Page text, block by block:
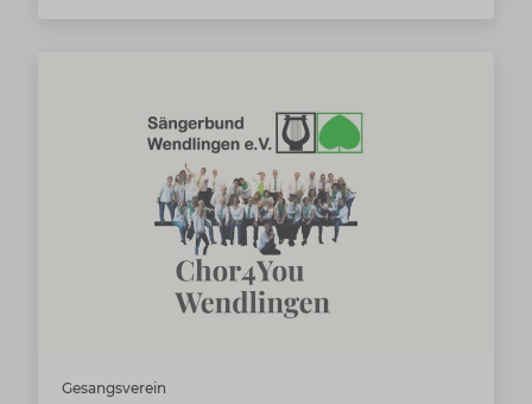
Gesangsverein